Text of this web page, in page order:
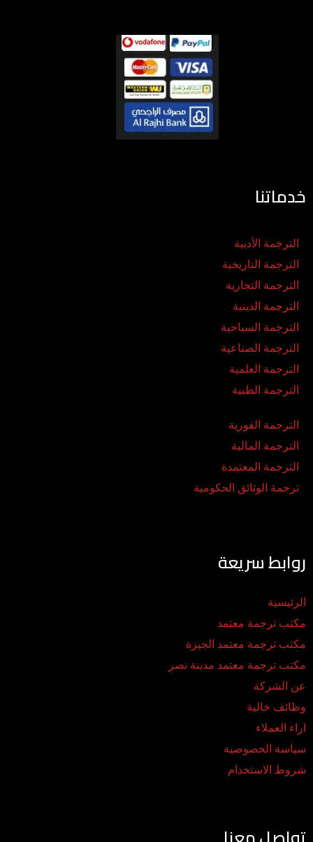
خدماتنا
الترجمة الأدبية
الترجمة التاريخية
الترجمة التجارية
الترجمة الدينية
الترجمة السياحية
الترجمة الصناعية
الترجمة العلمية
الترجمة الطبية
الترجمة الفورية
الترجمة المالية
الترجمة المعتمدة
ترجمة الوثائق الحكومية
روابط سريعة
الرئيسية
مكتب ترجمة معتمد
مكتب ترجمة معتمد الجيزة
مكتب ترجمة معتمد مدينة نصر
عن الشركة
وظائف خالية
اراء العملاء
سياسة الخصوصية
شروط الاستخدام